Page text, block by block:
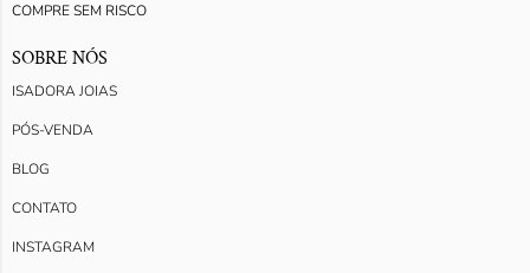
COMPRE SEM RISCO
SOBRE NÓS
ISADORA JOIAS
PÓS-VENDA
BLOG
CONTATO
INSTAGRAM